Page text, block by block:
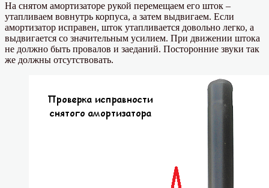
На снятом амортизаторе рукой перемещаем его шток –
утапливаем вовнутрь корпуса, а затем выдвигаем. Если
амортизатор исправен, шток утапливается довольно легко, а
выдвигается со значительным усилием. При движении штока
не должно быть провалов и заеданий. Посторонние звуки так
же должны отсутствовать.